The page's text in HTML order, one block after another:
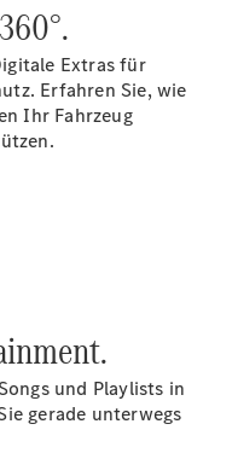
Extras für
Erfahren Sie, wie
Ihr Fahrzeug
und Playlists in
gerade unterwegs